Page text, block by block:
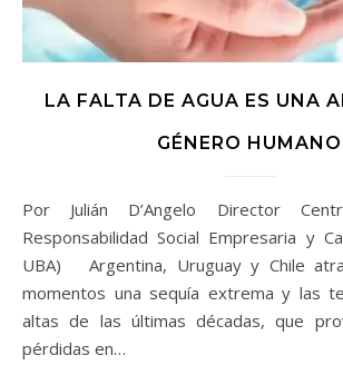
LA FALTA DE AGUA ES UNA
GÉNERO HUMANO
Por Julián D’Angelo Director Centro Nacional de
Responsabilidad Social Empresaria y
UBA) Argentina, Uruguay y Chile
momentos una sequía extrema y las
altas de las últimas décadas, que
pérdidas en…